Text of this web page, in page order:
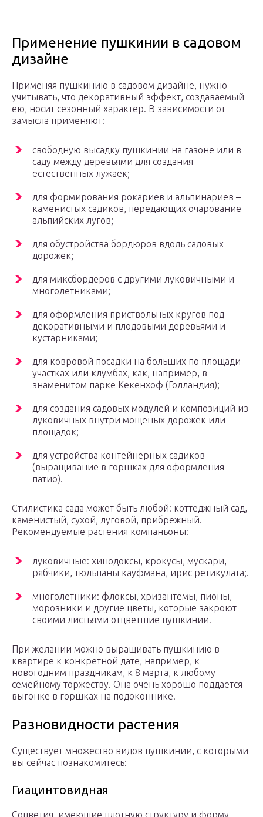
Применение пушкинии в садовом
дизайне
Применяя пушкинию в садовом дизайне, нужно
учитывать, что декоративный эффект, создаваемый
ею, носит сезонный характер. В зависимости от
замысла применяют:
свободную высадку пушкинии на газоне или в
саду между деревьями для создания
естественных лужаек;
для формирования рокариев и альпинариев –
каменистых садиков, передающих очарование
альпийских лугов;
для обустройства бордюров вдоль садовых
дорожек;
для миксбордеров с другими луковичными и
многолетниками;
для оформления приствольных кругов под
декоративными и плодовыми деревьями и
кустарниками;
для ковровой посадки на больших по площади
участках или клумбах, как, например, в
знаменитом парке Кекенхоф (Голландия);
для создания садовых модулей и композиций из
луковичных внутри мощеных дорожек или
площадок;
для устройства контейнерных садиков
(выращивание в горшках для оформления
патио).
Стилистика сада может быть любой: коттеджный сад,
каменистый, сухой, луговой, прибрежный.
Рекомендуемые растения компаньоны:
луковичные: хинодоксы, крокусы, мускари,
рябчики, тюльпаны кауфмана, ирис ретикулата;.
многолетники: флоксы, хризантемы, пионы,
морозники и другие цветы, которые закроют
своими листьями отцветшие пушкинии.
При желании можно выращивать пушкинию в
квартире к конкретной дате, например, к
новогодним праздникам, к 8 марта, к любому
семейному торжеству. Она очень хорошо поддается
выгонке в горшках на подоконнике.
Разновидности растения
Существует множество видов пушкинии, с которыми
вы сейчас познакомитесь:
Гиацинтовидная
Соцветия, имеющие плотную структуру и форму